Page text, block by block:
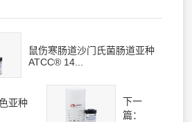
鼠伤寒肠道沙门氏菌肠道亚种
ATCC® 14...
亚种
下一
篇：